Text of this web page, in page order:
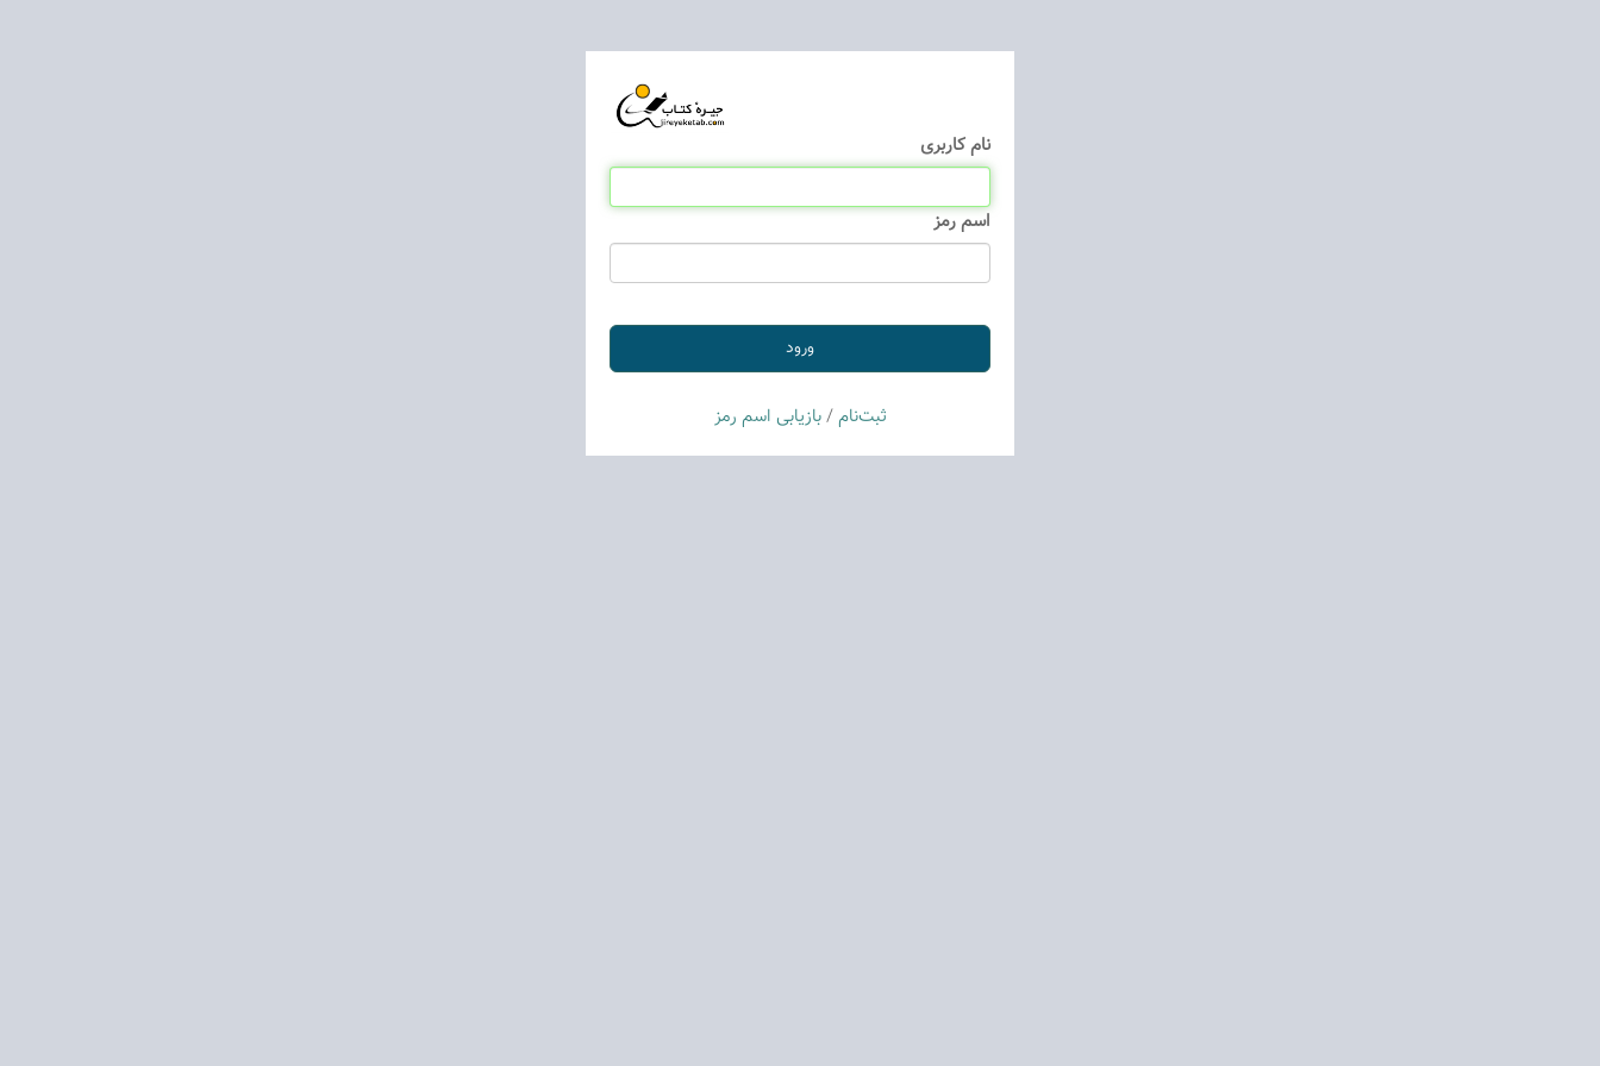
نام كاربری
اسم رمز
ثبت‌نام/بازیابی اسم رمز